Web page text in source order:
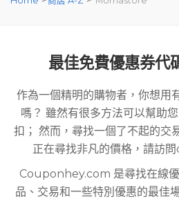
最佳免費優惠券代
作為一個精明的購物者，你想用
嗎？ 雖然有很多方法可以幫助
扣； 然而，尋找一個了不起的交
正在尋找非凡的價格，請訪
Couponhey.com 是尋找在線
品、交易和一些特別優惠的最佳